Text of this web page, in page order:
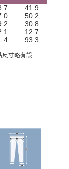
41.9
50.2
30.8
12.7
93.3
尺寸略有誤